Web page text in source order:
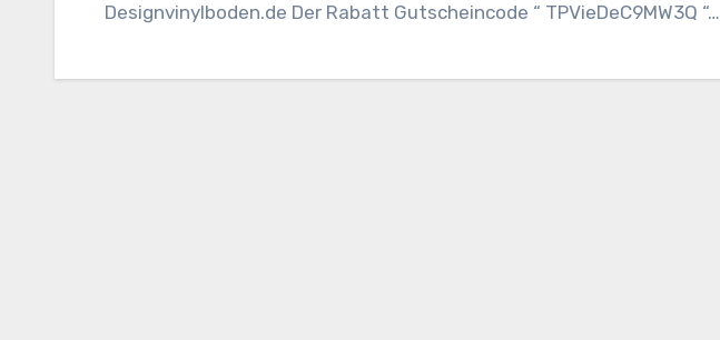
Designvinylboden.de Der Rabatt Gutscheincode “ TPVieDeC9MW3Q “…